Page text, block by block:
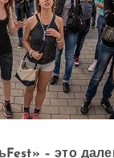
– это